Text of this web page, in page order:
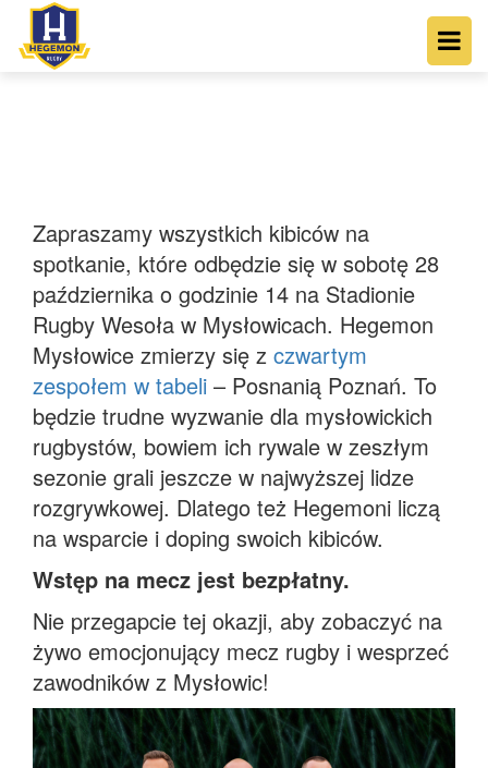
Zapraszamy wszystkich kibiców na
spotkanie, które odbędzie się w sobotę 28
października o godzinie 14 na Stadionie
Rugby Wesoła w Mysłowicach. Hegemon
Mysłowice zmierzy się z czwartym
zespołem w tabeli – Posnanią Poznań. To
będzie trudne wyzwanie dla mysłowickich
rugbystów, bowiem ich rywale w zeszłym
sezonie grali jeszcze w najwyższej lidze
rozgrywkowej. Dlatego też Hegemoni liczą
na wsparcie i doping swoich kibiców.
Wstęp na mecz jest bezpłatny.
Nie przegapcie tej okazji, aby zobaczyć na
żywo emocjonujący mecz rugby i wesprzeć
zawodników z Mysłowic!